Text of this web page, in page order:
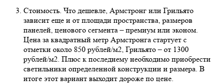
Стоимость. Что дешевле, Армстронг или Грильято
зависит еще и от площади пространства, размеров
панелей, ценового сегмента – премиум или эконом.
Цена за квадратный метр Армстронга стартует с
отметки около 850 рублей/м2, Грильято – от 1300
рублей/м2. Плюс к последнему необходимо приобрести
светильники определенной конструкции и размера. В
итоге этот вариант выходит дороже по цене.